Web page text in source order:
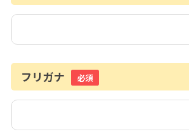
フリガナ 必須